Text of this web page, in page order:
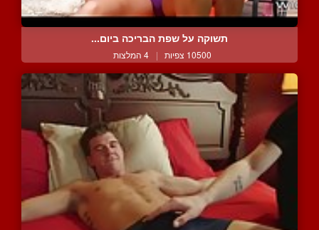
תשוקה על שפת הבריכה ביום...
10500 צפיות | 4 המלצות